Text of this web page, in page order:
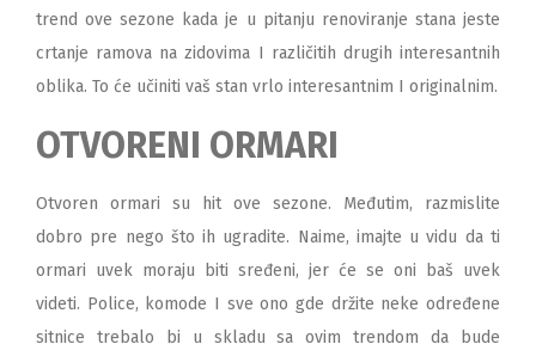
trend ove sezone kada je u pitanju renoviranje stana jeste
crtanje ramova na zidovima I različitih drugih interesantnih
oblika. To će učiniti vaš stan vrlo interesantnim I originalnim.
OTVORENI ORMARI
Otvoren ormari su hit ove sezone. Međutim, razmislite
dobro pre nego što ih ugradite. Naime, imajte u vidu da ti
ormari uvek moraju biti sređeni, jer će se oni baš uvek
videti. Police, komode I sve ono gde držite neke određene
sitnice trebalo bi u skladu sa ovim trendom da bude